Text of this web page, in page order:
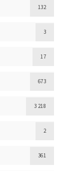
132
3
17
673
3 218
2
361